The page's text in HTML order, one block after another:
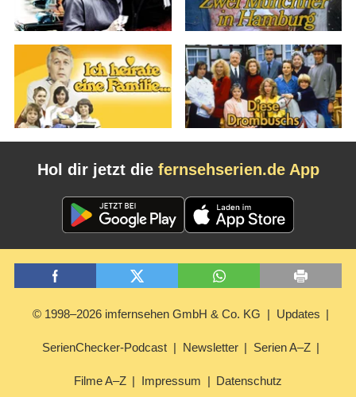
Hol dir jetzt die fernsehserien.de App
© 1998–2026 imfernsehen GmbH & Co. KG Updates
SerienChecker-Podcast Newsletter Serien A–Z
Filme A–Z Impressum Datenschutz